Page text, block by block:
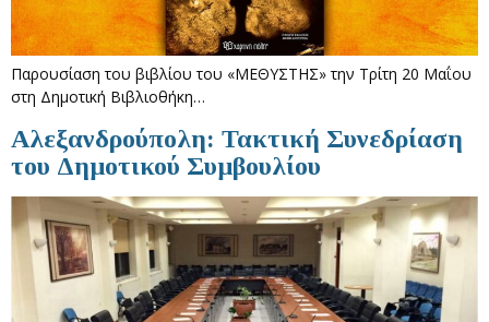
Παρουσίαση του βιβλίου του «ΜΕΘΥΣΤΗΣ» την Τρίτη 20 Μαΐου
στη Δημοτική Βιβλιοθήκη…
Αλεξανδρούπολη: Τακτική Συνεδρίαση
του Δημοτικού Συμβουλίου